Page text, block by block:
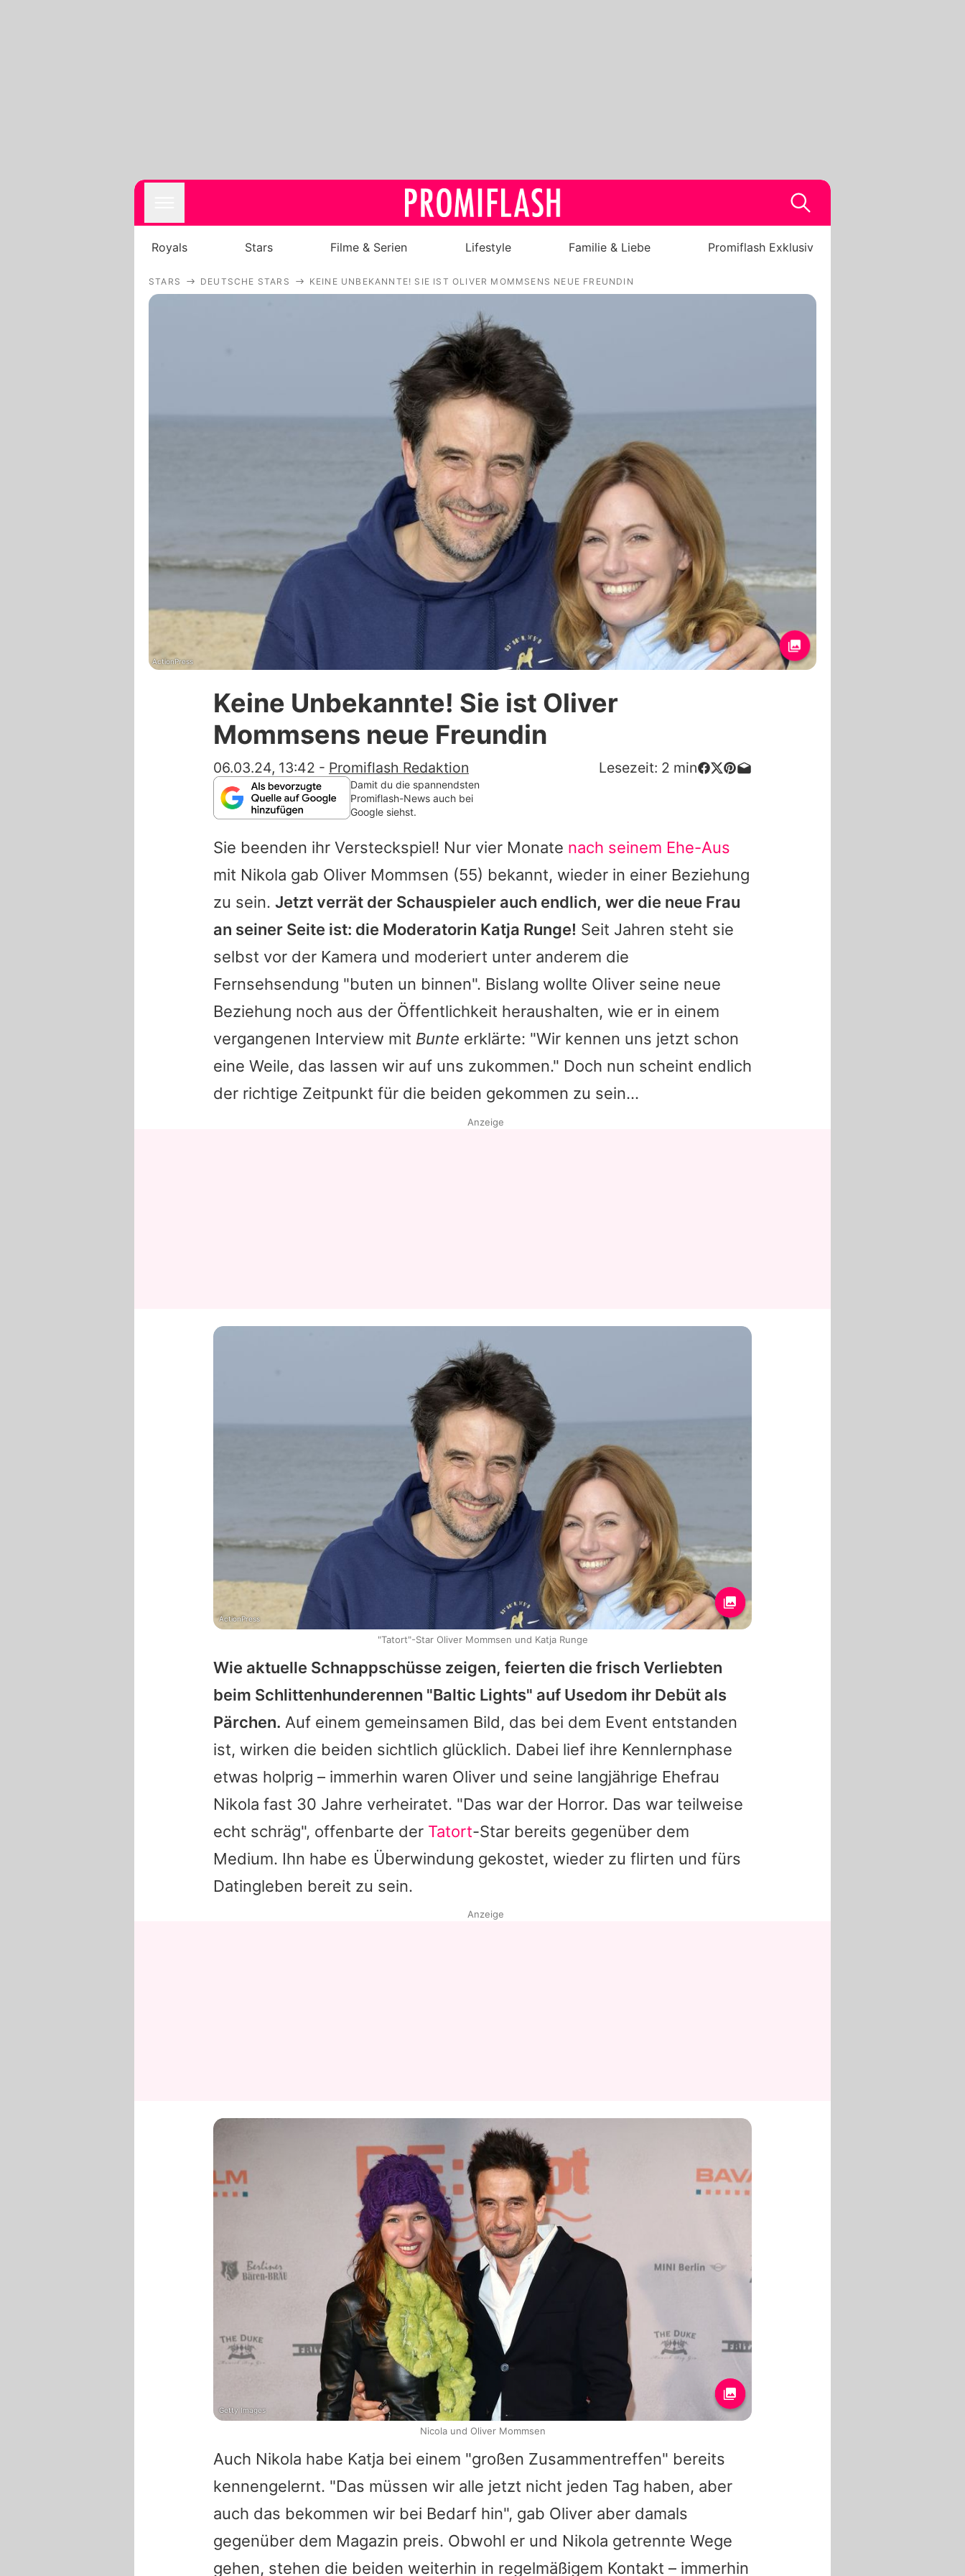
Royals
Stars
Filme & Serien
Lifestyle
Familie & Liebe
Promiflash Exklusiv
Alle Themen auf Promiflash
Jobs
App runterladen
Team
Redaktionelle Richtlinien
Impressum
Datenschutzerklärung
Nutzungsbedingungen
Utiq verwalten
Royals Stars Filme & Serien Lifestyle Familie & Liebe Promiflash Exklusiv
STARS DEUTSCHE STARS KEINE UNBEKANNTE! SIE IST OLIVER MOMMSENS NEUE FREUNDIN
ActionPress
Keine Unbekannte! Sie ist Oliver
Mommsens neue Freundin
06.03.24, 13:42 - Promiflash Redaktion Lesezeit: 2 min
Damit du die spannendsten
Promiflash-News auch bei
Google siehst.
Sie beenden ihr Versteckspiel! Nur vier Monate nach seinem Ehe-Aus
mit Nikola gab Oliver Mommsen (55) bekannt, wieder in einer Beziehung
zu sein. Jetzt verrät der Schauspieler auch endlich, wer die neue Frau
an seiner Seite ist: die Moderatorin Katja Runge! Seit Jahren steht sie
selbst vor der Kamera und moderiert unter anderem die
Fernsehsendung "buten un binnen". Bislang wollte Oliver seine neue
Beziehung noch aus der Öffentlichkeit heraushalten, wie er in einem
vergangenen Interview mit Bunte erklärte: "Wir kennen uns jetzt schon
eine Weile, das lassen wir auf uns zukommen." Doch nun scheint endlich
der richtige Zeitpunkt für die beiden gekommen zu sein...
Wie aktuelle Schnappschüsse zeigen, feierten die frisch Verliebten
beim Schlittenhunderennen "Baltic Lights" auf Usedom ihr Debüt als
Pärchen. Auf einem gemeinsamen Bild, das bei dem Event entstanden
ist, wirken die beiden sichtlich glücklich. Dabei lief ihre Kennlernphase
etwas holprig – immerhin waren Oliver und seine langjährige Ehefrau
Nikola fast 30 Jahre verheiratet. "Das war der Horror. Das war teilweise
echt schräg", offenbarte der Tatort-Star bereits gegenüber dem
Medium. Ihn habe es Überwindung gekostet, wieder zu flirten und fürs
Datingleben bereit zu sein.
Auch Nikola habe Katja bei einem "großen Zusammentreffen" bereits
kennengelernt. "Das müssen wir alle jetzt nicht jeden Tag haben, aber
auch das bekommen wir bei Bedarf hin", gab Oliver aber damals
gegenüber dem Magazin preis. Obwohl er und Nikola getrennte Wege
gehen, stehen die beiden weiterhin in regelmäßigem Kontakt – immerhin
Anzeige
ActionPress
"Tatort"-Star Oliver Mommsen und Katja Runge
Anzeige
Getty Images
Nicola und Oliver Mommsen